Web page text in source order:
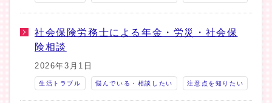
社会保険労務士による年金・労災・社会保
険相談
2026年3月1日
生活トラブル 悩んでいる・相談したい 注意点を知りたい